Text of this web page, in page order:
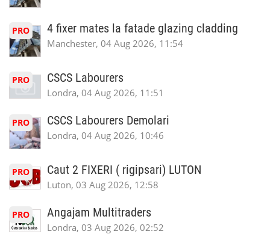
PRO 4 fixer mates la fatade glazing cladding
Manchester, 04 Aug 2026, 11:54
PRO CSCS Labourers
Londra, 04 Aug 2026, 11:51
PRO CSCS Labourers Demolari
Londra, 04 Aug 2026, 10:46
PRO Caut 2 FIXERI ( rigipsari) LUTON
Luton, 03 Aug 2026, 12:58
PRO Angajam Multitraders
Londra, 03 Aug 2026, 02:52